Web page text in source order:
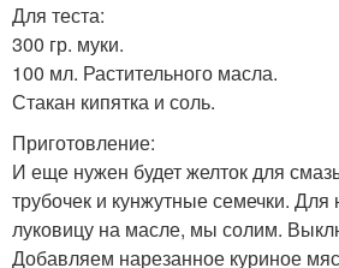
Для теста:
300 гр. муки.
100 мл. Растительного масла.
Стакан кипятка и соль.
Приготовление:
И еще нужен будет желток для
трубочек и кунжутные семечки.
луковицу на масле, мы солим.
Добавляем нарезанное куриное